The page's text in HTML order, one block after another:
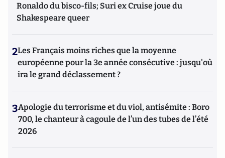
Ronaldo du bisco-fils; Suri ex Cruise joue du
Shakespeare queer
2Les Français moins riches que la moyenne
européenne pour la 3e année consécutive : jusqu'où
ira le grand déclassement ?
3Apologie du terrorisme et du viol, antisémite : Boro
700, le chanteur à cagoule de l’un des tubes de l’été
2026